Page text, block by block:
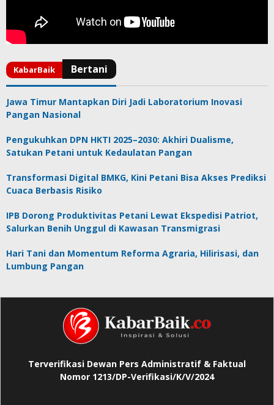
Jawa Timur Mantapkan Diri Jadi Laboratorium Inovasi
Pangan Nasional
Pengukuhkan DPN HKTI 2025–2030: Akhiri Dualisme,
Satukan Petani untuk Kedaulatan Pangan
Transformasi Digital BMKG, Kini Petani Bisa Akses Prediksi
Cuaca Berbasis Risiko
IPB Dorong Produktivitas Petani Lewat Ekspedisi Patriot,
Salurkan Benih Unggul di Kawasan Transmigrasi
Hari Tani dan Momentum Reforma Agraria, Hilirisasi, dan
Lumbung Pangan
Terverifikasi Dewan Pers Administratif & Faktual
Nomor 1213/DP-Verifikasi/K/V/2024